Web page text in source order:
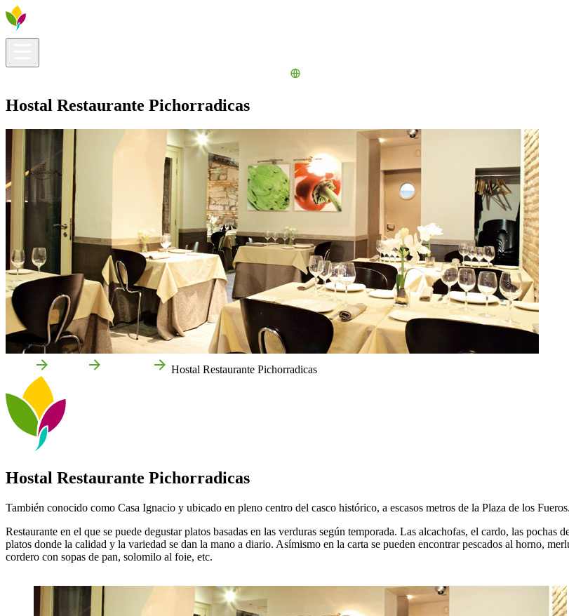
Hostal Restaurante Pichorradicas
Hostal Restaurante Pichorradicas
Hostal Restaurante Pichorradicas
También conocido como Casa Ignacio y ubicado en pleno centro del casco histórico, a escasos metros de la Plaza de los Fueros.
Restaurante en el que se puede degustar platos basadas en las verduras según temporada. Las alcachofas, el cardo, las pochas
platos donde la calidad y la variedad se dan la mano a diario. Asímismo en la carta se pueden encontrar pescados al horno,
cordero con sopas de pan, solomilo al foie, etc.